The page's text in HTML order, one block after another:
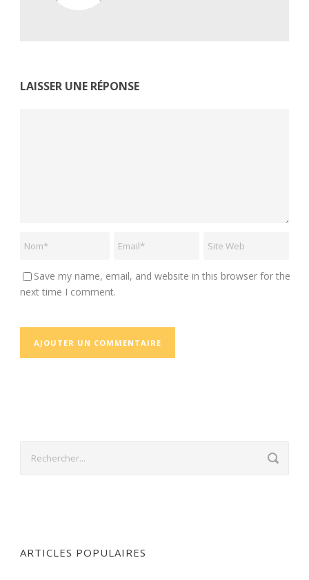
LAISSER UNE RÉPONSE
Save my name, email, and website in this browser for the
next time I comment.
ARTICLES POPULAIRES